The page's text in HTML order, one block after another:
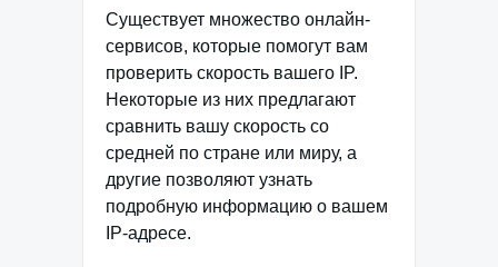
Существует множество онлайн-
сервисов, которые помогут вам
проверить скорость вашего IP.
Некоторые из них предлагают
сравнить вашу скорость со
средней по стране или миру, а
другие позволяют узнать
подробную информацию о вашем
IP-адресе.